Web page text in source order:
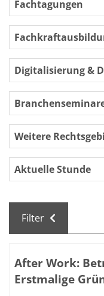
Fachtagungen
Digitalisierung &
Weitere
Aktuelle Stunde
Filter
After Work:
Erstmalige